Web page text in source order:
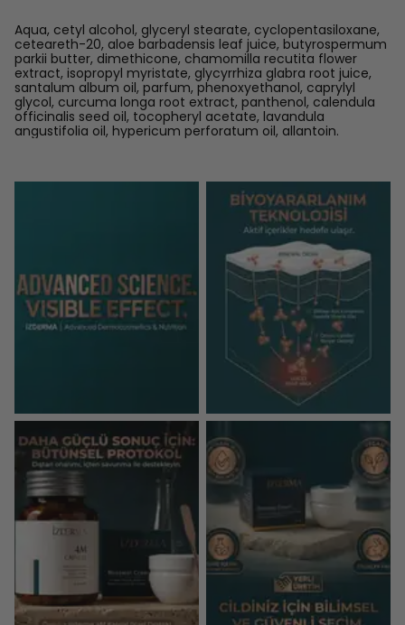
Aqua, cetyl alcohol, glyceryl stearate, cyclopentasiloxane,
ceteareth-20, aloe barbadensis leaf juice, butyrospermum
parkii butter, dimethicone, chamomilla recutita flower
extract, isopropyl myristate, glycyrrhiza glabra root juice,
santalum album oil, parfum, phenoxyethanol, caprylyl
glycol, curcuma longa root extract, panthenol, calendula
officinalis seed oil, tocopheryl acetate, lavandula
angustifolia oil, hypericum perforatum oil, allantoin.